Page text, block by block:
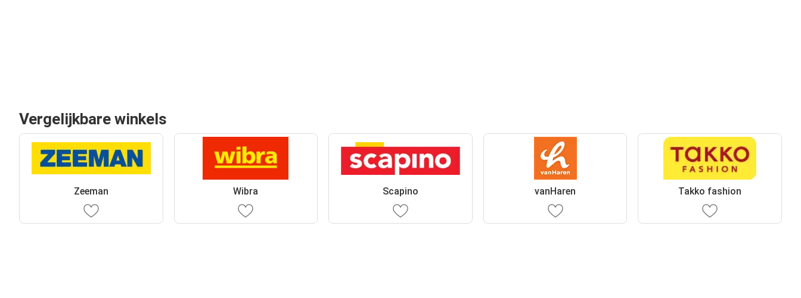
Vergelijkbare winkels
Zeeman Wibra Scapino vanHaren Takko fashion